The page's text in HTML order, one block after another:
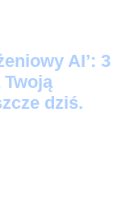
AI’: 3
dziś.